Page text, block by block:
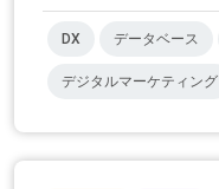
DX データベース
デジタルマーケティング